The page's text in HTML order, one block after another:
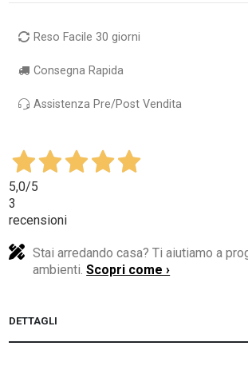
Reso Facile 30 giorni
Consegna Rapida
Assistenza Pre/Post Vendita
5,0/5
3
recensioni
Stai arredando casa? Ti aiutiamo a
ambienti.Scopri come ›
DETTAGLI